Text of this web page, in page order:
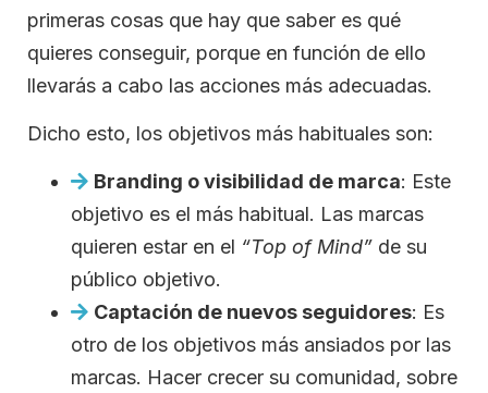
primeras cosas que hay que saber es qué
quieres conseguir, porque en función de ello
llevarás a cabo las acciones más adecuadas.
Dicho esto, los objetivos más habituales son:
Branding o visibilidad de marca: Este
objetivo es el más habitual. Las marcas
quieren estar en el “Top of Mind” de su
público objetivo.
Captación de nuevos seguidores: Es
otro de los objetivos más ansiados por las
marcas. Hacer crecer su comunidad, sobre